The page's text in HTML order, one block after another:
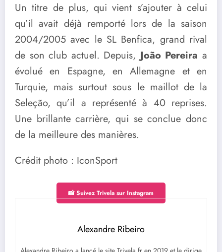
Un titre de plus, qui vient s’ajouter à celui
qu’il avait déjà remporté lors de la saison
2004/2005 avec le SL Benfica, grand rival
de son club actuel. Depuis,João Pereira a
évolué en Espagne, en Allemagne et en
Turquie, mais surtout sous le maillot de la
Seleção, qu’il a représenté à 40 reprises.
Une brillante carrière, qui se conclue donc
de la meilleure des manières.
Crédit photo : IconSport
📸 Suivez Trivela sur Instagram
Alexandre Ribeiro